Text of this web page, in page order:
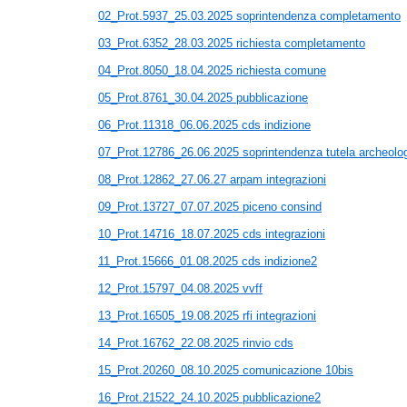
02_Prot.5937_25.03.2025 soprintendenza completamento
03_Prot.6352_28.03.2025 richiesta completamento
04_Prot.8050_18.04.2025 richiesta comune
05_Prot.8761_30.04.2025 pubblicazione
06_Prot.11318_06.06.2025 cds indizione
07_Prot.12786_26.06.2025 soprintendenza tutela
08_Prot.12862_27.06.27 arpam integrazioni
09_Prot.13727_07.07.2025 piceno consind
10_Prot.14716_18.07.2025 cds integrazioni
11_Prot.15666_01.08.2025 cds indizione2
12_Prot.15797_04.08.2025 vvff
13_Prot.16505_19.08.2025 rfi integrazioni
14_Prot.16762_22.08.2025 rinvio cds
15_Prot.20260_08.10.2025 comunicazione 10bis
16_Prot.21522_24.10.2025 pubblicazione2